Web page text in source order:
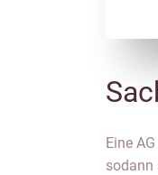
Eine
sodann